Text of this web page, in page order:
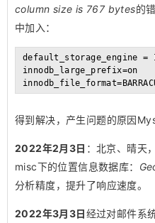
column size is 767 bytes的
中加入：
default_storage_engine =
innodb_large_prefix=on
得到解决，产生问题的原因
2022年2月3日 ：北京、晴天
misc下的位置信息数据库：
分析精度，提升了响应速度。
2022年3月3日经过对邮件系